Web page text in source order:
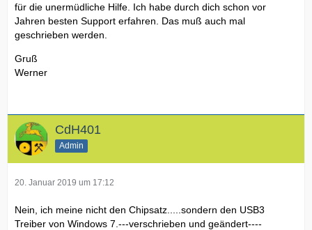
für die unermüdliche Hilfe. Ich habe durch dich schon vor
Jahren besten Support erfahren. Das muß auch mal
geschrieben werden.
Gruß
Werner
CdH401
Admin
20. Januar 2019 um 17:12
Nein, ich meine nicht den Chipsatz.....sondern den USB3
Treiber von Windows 7.---verschrieben und geändert----